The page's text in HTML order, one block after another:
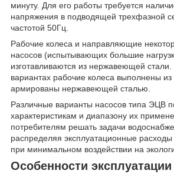
минуту. Для его работы требуется
напряжения в подводящей трехфазной
частотой 50Гц.
Рабочие колеса и направляющие
насосов (испытывающих большие
изготавливаются из нержавеющей
вариантах рабочие колеса выполнены
армированы нержавеющей сталью.
Различные варианты насосов типа ЭЦВ
характеристикам и диапазону их
потребителям решать задачи
распределяя эксплуатационные
при минимальном воздействии на
Особенности эксплуатации